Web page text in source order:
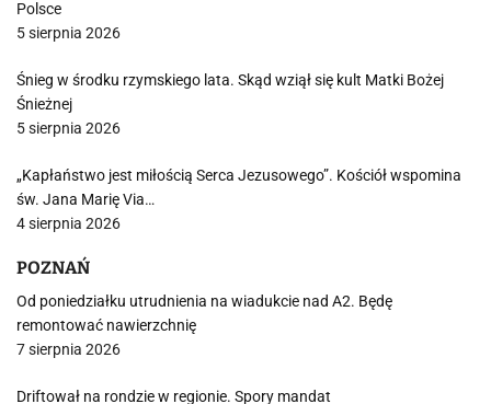
Polsce
5 sierpnia 2026
Śnieg w środku rzymskiego lata. Skąd wziął się kult Matki Bożej
Śnieżnej
5 sierpnia 2026
„Kapłaństwo jest miłością Serca Jezusowego”. Kościół wspomina
św. Jana Marię Via…
4 sierpnia 2026
POZNAŃ
Od poniedziałku utrudnienia na wiadukcie nad A2. Będę
remontować nawierzchnię
7 sierpnia 2026
Driftował na rondzie w regionie. Spory mandat